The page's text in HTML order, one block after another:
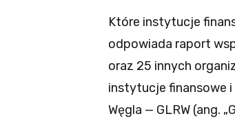
Które instytucje
odpowiada raport
oraz 25 innych
instytucje finansowe
Węgla — GLRW (ang.